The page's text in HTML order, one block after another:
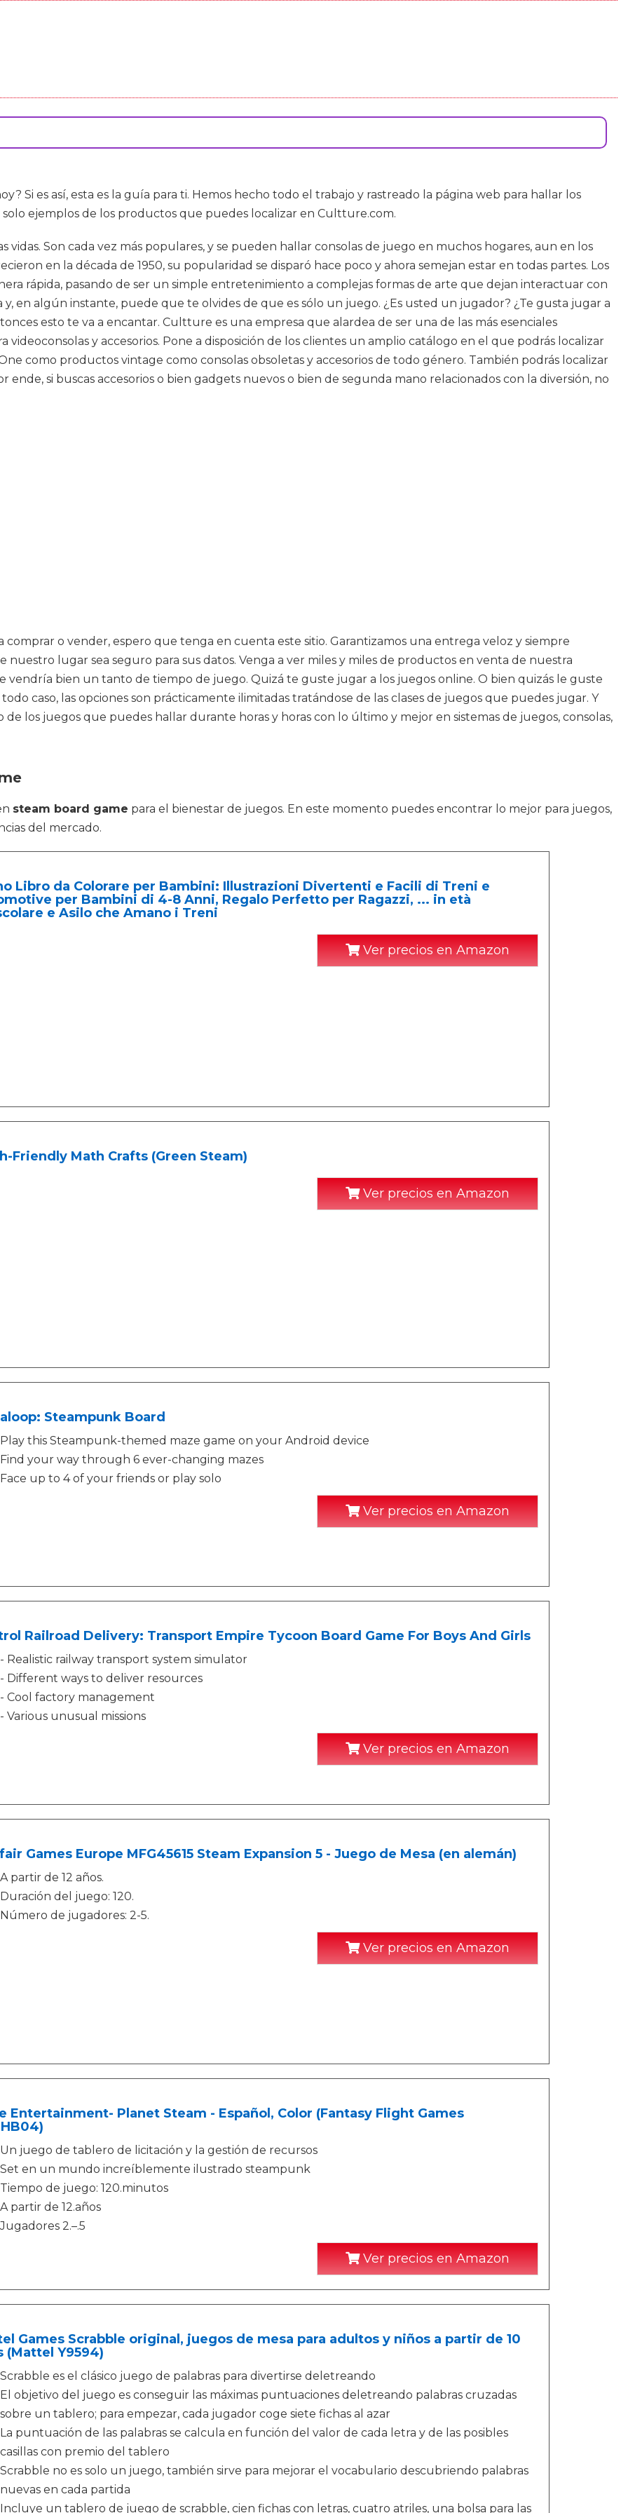
Si es así, esta es la guía para ti. Hemos hecho todo el trabajo y rastreado la página web para hallar los
ejemplos de los productos que puedes localizar en Cultture.com.
Son cada vez más populares, y se pueden hallar consolas de juego en muchos hogares, aun en los
en la década de 1950, su popularidad se disparó hace poco y ahora semejan estar en todas partes. Los
rápida, pasando de ser un simple entretenimiento a complejas formas de arte que dejan interactuar con
en algún instante, puede que te olvides de que es sólo un juego. ¿Es usted un jugador? ¿Te gusta jugar a
esto te va a encantar. Cultture es una empresa que alardea de ser una de las más esenciales
y accesorios. Pone a disposición de los clientes un amplio catálogo en el que podrás localizar
como productos vintage como consolas obsoletas y accesorios de todo género. También podrás localizar
si buscas accesorios o bien gadgets nuevos o bien de segunda mano relacionados con la diversión, no
comprar o vender, espero que tenga en cuenta este sitio. Garantizamos una entrega veloz y siempre
lugar sea seguro para sus datos. Venga a ver miles y miles de productos en venta de nuestra
vendría bien un tanto de tiempo de juego. Quizá te guste jugar a los juegos online. O bien quizás le guste
caso, las opciones son prácticamente ilimitadas tratándose de las clases de juegos que puedes jugar. Y
los juegos que puedes hallar durante horas y horas con lo último y mejor en sistemas de juegos, consolas,
steam board game para el bienestar de juegos. En este momento puedes encontrar lo mejor para juegos,
del mercado.
Libro da Colorare per Bambini: Illustrazioni Divertenti e Facili di Treni e
per Bambini di 4-8 Anni, Regalo Perfetto per Ragazzi, ... in età
e Asilo che Amano i Treni
Ver precios en Amazon
Friendly Math Crafts (Green Steam)
Ver precios en Amazon
Steampunk Board
Play this Steampunk-themed maze game on your Android device
Find your way through 6 ever-changing mazes
Face up to 4 of your friends or play solo
Ver precios en Amazon
Railroad Delivery: Transport Empire Tycoon Board Game For Boys And Girls
- Realistic railway transport system simulator
- Different ways to deliver resources
- Cool factory management
- Various unusual missions
Ver precios en Amazon
Games Europe MFG45615 Steam Expansion 5 - Juego de Mesa (en alemán)
A partir de 12 años.
Duración del juego: 120.
Número de jugadores: 2-5.
Ver precios en Amazon
Entertainment- Planet Steam - Español, Color (Fantasy Flight Games
Un juego de tablero de licitación y la gestión de recursos
Set en un mundo increíblemente ilustrado steampunk
Tiempo de juego: 120.minutos
A partir de 12.años
Jugadores 2.–.5
Ver precios en Amazon
Games Scrabble original, juegos de mesa para adultos y niños a partir de 10
(Mattel Y9594)
Scrabble es el clásico juego de palabras para divertirse deletreando
El objetivo del juego es conseguir las máximas puntuaciones deletreando palabras cruzadas
sobre un tablero; para empezar, cada jugador coge siete fichas al azar
La puntuación de las palabras se calcula en función del valor de cada letra y de las posibles
casillas con premio del tablero
Scrabble no es solo un juego, también sirve para mejorar el vocabulario descubriendo palabras
nuevas en cada partida
Incluye un tablero de juego de scrabble, cien fichas con letras, cuatro atriles, una bolsa para las